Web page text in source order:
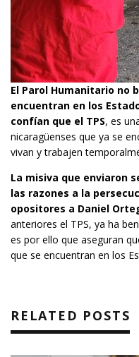
El Parol Humanitario no
encuentran en los
confían que el TPS, es
nicaragüenses que ya se
vivan y trabajen
La misiva que enviaron
las razones a la
opositores a Daniel
anteriores el TPS, ya ha
es por ello que aseguran
que se encuentran en los
RELATED POSTS